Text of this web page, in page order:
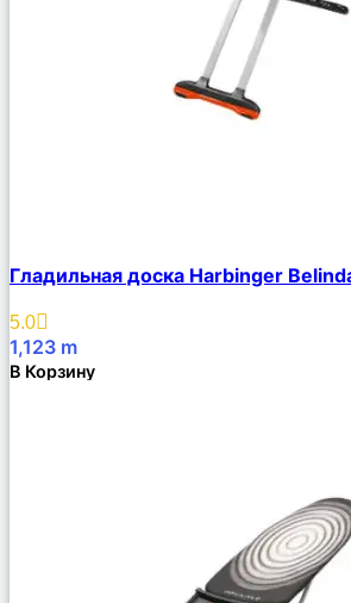
Описание
Избранное
Гладильная доска Harbinger
5.0
1,123 m
В Корзину